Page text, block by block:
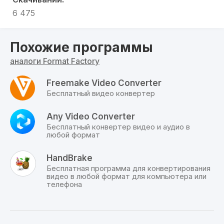
файлов;
редактора позволит работать с
электронными документами;
Набор различных шаблонов для готового
решения;
Соединение звуковых и видео дорожек;
Восстановление поврежденных фрагментов
файла.
КАК ИСПОЛЬЗОВАТЬ FORMAT FACTORY?
инструментов. Рассмотрим как пользоваться в
Формат Фактори ее базовой функцией. После
запуска программы в главном окне нужно
выбрать строку «Файл» и указать путь к файлу,
файлов много, то есть возможность выбрать
6 475
Похожие программы
аналоги Format Factory
Freemake Video Converter
Бесплатный видео конвертер
Any Video Converter
Бесплатный конвертер видео и аудио в
любой формат
HandBrake
Бесплатная программа для конвертирования
видео в любой формат для компьютера или
телефона